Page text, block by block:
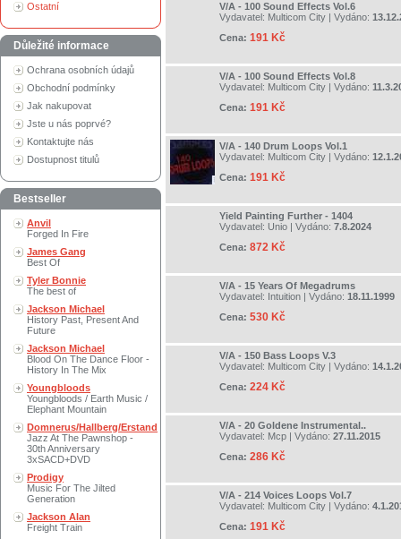
Ostatní
Důležité informace
Ochrana osobních údajů
Obchodní podmínky
Jak nakupovat
Jste u nás poprvé?
Kontaktujte nás
Dostupnost titulů
Bestseller
Anvil
Forged In Fire
James Gang
Best Of
Tyler Bonnie
The best of
Jackson Michael
History Past, Present And
Future
Jackson Michael
Blood On The Dance Floor -
History In The Mix
Youngbloods
Youngbloods / Earth Music /
Elephant Mountain
Domnerus/Hallberg/Erstand
Jazz At The Pawnshop -
30th Anniversary
3xSACD+DVD
Prodigy
Music For The Jilted
Generation
Jackson Alan
Freight Train
V/A - 100 Sound Effects Vol.6
Vydavatel: Multicom City | Vydáno:
Cena: 191 Kč
V/A - 100 Sound Effects Vol.8
Vydavatel: Multicom City | Vydáno:
Cena: 191 Kč
V/A - 140 Drum Loops Vol.1
Vydavatel: Multicom City | Vydáno:
Cena: 191 Kč
Yield Painting Further - 1404
Vydavatel: Unio | Vydáno: 7.8.2024
Cena: 872 Kč
V/A - 15 Years Of Megadrums
Vydavatel: Intuition | Vydáno: 18.11.1999
Cena: 530 Kč
V/A - 150 Bass Loops V.3
Vydavatel: Multicom City | Vydáno:
Cena: 224 Kč
V/A - 20 Goldene Instrumental..
Vydavatel: Mcp | Vydáno: 27.11.2015
Cena: 286 Kč
V/A - 214 Voices Loops Vol.7
Vydavatel: Multicom City | Vydáno:
Cena: 191 Kč